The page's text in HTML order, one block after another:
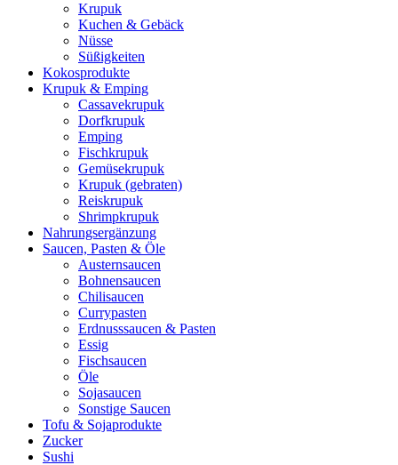
Krupuk
Kuchen & Gebäck
Nüsse
Süßigkeiten
Kokosprodukte
Krupuk & Emping
Cassavekrupuk
Dorfkrupuk
Emping
Fischkrupuk
Gemüsekrupuk
Krupuk (gebraten)
Reiskrupuk
Shrimpkrupuk
Nahrungsergänzung
Saucen, Pasten & Öle
Austernsaucen
Bohnensaucen
Chilisaucen
Currypasten
Erdnusssaucen & Pasten
Essig
Fischsaucen
Öle
Sojasaucen
Sonstige Saucen
Tofu & Sojaprodukte
Zucker
Sushi